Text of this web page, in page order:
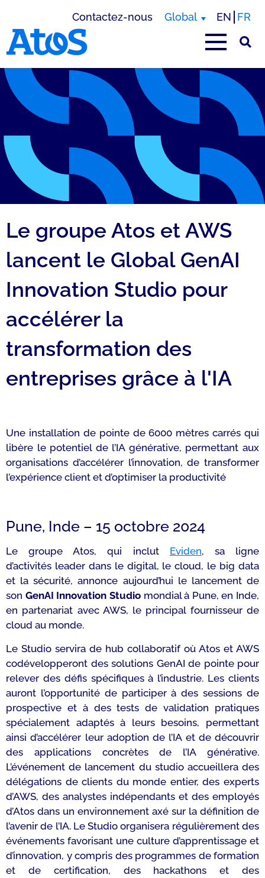
Contactez-nous Global EN FR
Le groupe Atos et AWS
lancent le Global GenAI
Innovation Studio pour
accélérer la
transformation des
entreprises grâce à l'IA
Une installation de pointe de 6000 mètres carrés qui
libère le potentiel de l’IA générative, permettant aux
organisations d’accélérer l’innovation, de transformer
l’expérience client et d’optimiser la productivité
Pune, Inde – 15 octobre 2024
Le groupe Atos, qui inclut Eviden, sa ligne
d’activités leader dans le digital, le cloud, le big data
et la sécurité, annonce aujourd’hui le lancement de
son GenAI Innovation Studiomondial à Pune, en Inde,
en partenariat avec AWS, le principal fournisseur de
cloud au monde.
Le Studio servira de hub collaboratif où Atos et AWS
codévelopperont des solutions GenAI de pointe pour
relever des défis spécifiques à l’industrie. Les clients
auront l’opportunité de participer à des sessions de
prospective et à des tests de validation pratiques
spécialement adaptés à leurs besoins, permettant
ainsi d’accélérer leur adoption de l’IA et de découvrir
des applications concrètes de l’IA générative.
L’événement de lancement du studio accueillera des
délégations de clients du monde entier, des experts
d’AWS, des analystes indépendants et des employés
d’Atos dans un environnement axé sur la définition de
l’avenir de l’IA. Le Studio organisera régulièrement des
événements favorisant une culture d’apprentissage et
d’innovation, y compris des programmes de formation
et de certification, des hackathons et des